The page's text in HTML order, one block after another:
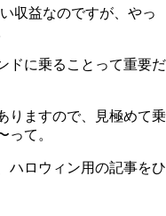
収益なのですが、やっ
ドに乗ることって重要だ
りますので、見極めて乗
って。
ハロウィン用の記事をひ